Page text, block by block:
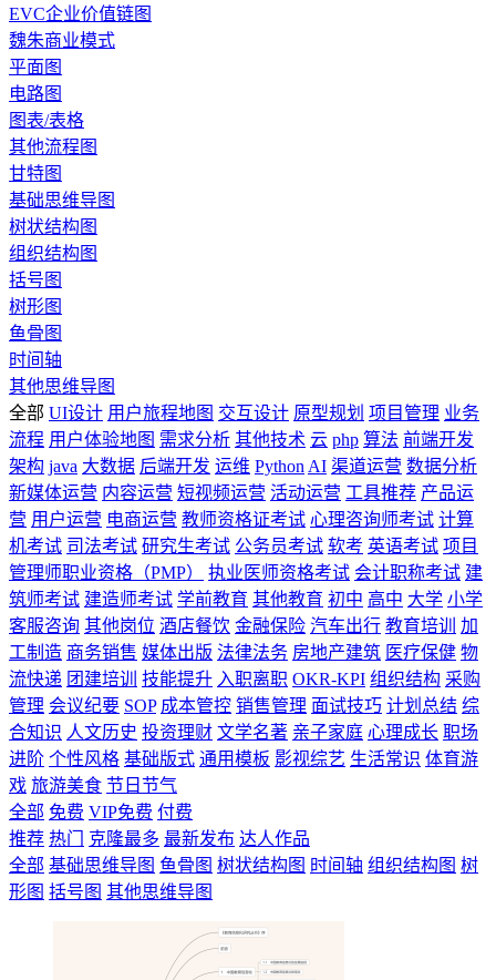
EVC企业价值链图
魏朱商业模式
平面图
电路图
图表/表格
其他流程图
甘特图
基础思维导图
树状结构图
组织结构图
括号图
树形图
鱼骨图
时间轴
其他思维导图
全部 UI设计 用户旅程地图 交互设计 原型规划 项目管理 业务
流程 用户体验地图 需求分析 其他技术 云 php 算法 前端开发
架构 java 大数据 后端开发 运维 Python AI 渠道运营 数据分析
新媒体运营 内容运营 短视频运营 活动运营 工具推荐 产品运
营 用户运营 电商运营 教师资格证考试 心理咨询师考试 计算
机考试 司法考试 研究生考试 公务员考试 软考 英语考试 项目
管理师职业资格（PMP）
执业医师资格考试 会计职称考试 建
筑师考试 建造师考试 学前教育 其他教育 初中 高中 大学 小学
客服咨询 其他岗位 酒店餐饮 金融保险 汽车出行 教育培训
加
工制造 商务销售 媒体出版 法律法务 房地产建筑 医疗保健 物
流快递 团建培训 技能提升 入职离职 OKR-KPI 组织结构 采购
管理 会议纪要 SOP 成本管控 销售管理 面试技巧 计划总结 综
合知识 人文历史 投资理财 文学名著 亲子家庭 心理成长 职场
进阶 个性风格 基础版式 通用模板 影视综艺 生活常识 体育游
戏 旅游美食 节日节气
全部 免费 VIP免费 付费
推荐 热门 克隆最多 最新发布 达人作品
全部 基础思维导图 鱼骨图 树状结构图 时间轴 组织结构图 树
形图 括号图 其他思维导图